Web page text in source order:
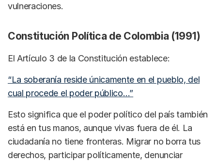
vulneraciones.
Constitución Política de Colombia (1991)
El Artículo 3 de la Constitución establece:
“La soberanía reside únicamente en el pueblo, del
cual procede el poder público…”
Esto significa que el poder político del país también
está en tus manos, aunque vivas fuera de él. La
ciudadanía no tiene fronteras. Migrar no borra tus
derechos, participar políticamente, denunciar